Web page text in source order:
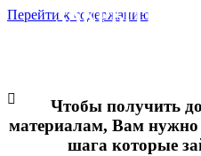
Перейти к содержанию
ЗАКРЫТЫЙ
Чтобы получить
материалам, Вам нужно
шага которые